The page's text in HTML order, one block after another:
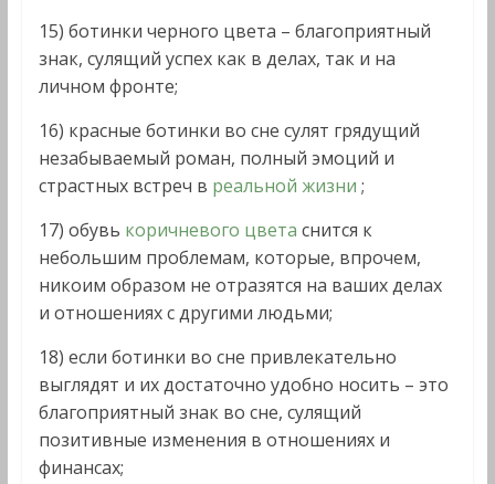
15) ботинки черного цвета – благоприятный
знак, сулящий успех как в делах, так и на
личном фронте;
16) красные ботинки во сне сулят грядущий
незабываемый роман, полный эмоций и
страстных встреч в реальной жизни ;
17) обувь коричневого цвета снится к
небольшим проблемам, которые, впрочем,
никоим образом не отразятся на ваших делах
и отношениях с другими людьми;
18) если ботинки во сне привлекательно
выглядят и их достаточно удобно носить – это
благоприятный знак во сне, сулящий
позитивные изменения в отношениях и
финансах;